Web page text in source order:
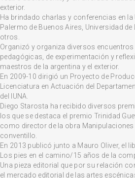
exterior.
Ha brindado charlas y conferencias en la
Palermo de Buenos Aires, Universidad de
otros.
Organizó y organiza diversos
pedagógicas, de experimentación y
maestros de la argentina y el exterior.
En 2009-10 dirigió un Proyecto de
Licenciatura en Actuación del
del IUNA.
Diego Starosta ha recibido diversos
los que se destaca el premio Trinidad
como director de la obra Manipulaciones
conventillo.
En 2013 publicó junto a Mauro Oliver, el
Los pies en el camino/15 años de la
Una pieza editorial que por su relación
el mercado editorial de las artes